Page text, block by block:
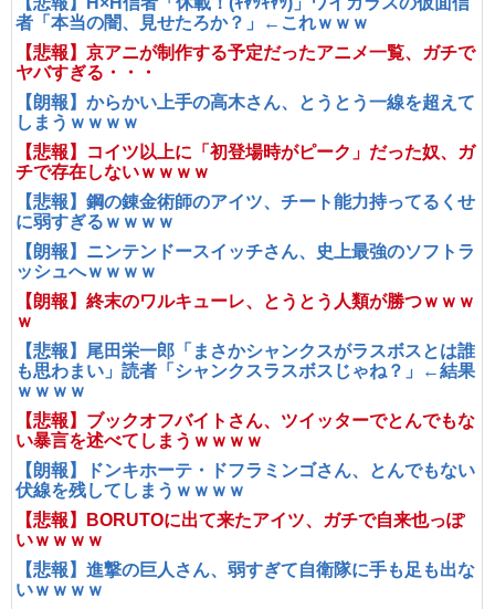
者「本当の闇、見せたろか？」←これｗｗｗ
【悲報】京アニが制作する予定だったアニメ一覧、ガチで
ヤバすぎる・・・
【朗報】からかい上手の高木さん、とうとう一線を超えて
しまうｗｗｗｗ
【悲報】コイツ以上に「初登場時がピーク」だった奴、ガ
チで存在しないｗｗｗｗ
【悲報】鋼の錬金術師のアイツ、チート能力持ってるくせ
に弱すぎるｗｗｗｗ
【朗報】ニンテンドースイッチさん、史上最強のソフトラ
ッシュへｗｗｗｗ
【朗報】終末のワルキューレ、とうとう人類が勝つｗｗｗ
ｗ
【悲報】尾田栄一郎「まさかシャンクスがラスボスとは誰
も思わまい」読者「シャンクスラスボスじゃね？」←結果
ｗｗｗｗ
【悲報】ブックオフバイトさん、ツイッターでとんでもな
い暴言を述べてしまうｗｗｗｗ
【朗報】ドンキホーテ・ドフラミンゴさん、とんでもない
伏線を残してしまうｗｗｗｗ
【悲報】BORUTOに出て来たアイツ、ガチで自来也っぽ
いｗｗｗｗ
【悲報】進撃の巨人さん、弱すぎて自衛隊に手も足も出な
いｗｗｗｗ